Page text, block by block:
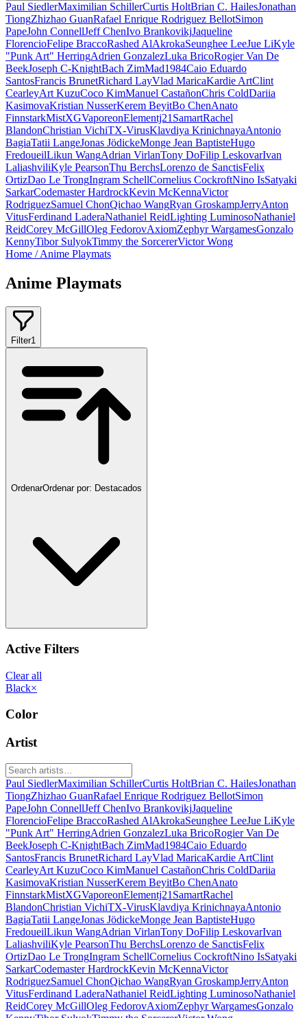
Paul SiedlerMaximilian SchillerCurtis HoltBrian C. HailesJonathan
TiongZhizhao GuanRafael Enrique Rodriguez BellotSimon
PapeJohn ConnellJeff ChenIvo BrankovikjJaqueline
FlorencioFelipe BraccoRashed AlAkrokaSeunghee LeeJue LiKyle
"Punk Art" HerringAdrien GonzalezLuka BricoRogier Van De
BeekJoseph C-KnightBach ZimMad1984Caio Eduardo
SantosFrancis BrunetRichard LayVlad MaricaKardie ArtClint
CearleyArt KuzuCoco KimManuel CastañonChris ColdDariia
KasimovaKristian NusserKerem BeyitBo ChenAnato
FinnstarkMistXGVaporeonElementj21SamartRachel
BlandonChristian VichiTX-VirusKlavdiya KrinichnayaAntonio
BagiaTatii LangeJonas JödickeMonge Jean BaptisteHugo
FredoueilLikun WangAdrian VirlanTony DoFilip LeskovarIvan
LaliashviliKyle PearsonThu BerchsLorenzo de SanctisFelix
OrtizDao Le TrongIngram SchellCornelius CockroftNino IsSatyaki
SarkarCodemaster HardrockKevin McKennaVictor
RodriguezSamuel ChonQichao WangRyan GroskampJerryAnton
VitusFerdinand LaderaNathaniel ReidLighting LuminosoNathaniel
ReidCorey McGillOleg FedorovAxiomZephyr WargamesGonzalo
KennyTibor SulyokTimmy the SorcererVictor Wong
Home /Anime Playmats
Anime Playmats
Filter1
OrdenarOrdenar por: Destacados
Active Filters
Clear all
Black×
Color
Artist
Paul SiedlerMaximilian SchillerCurtis HoltBrian C. HailesJonathan
TiongZhizhao GuanRafael Enrique Rodriguez BellotSimon
PapeJohn ConnellJeff ChenIvo BrankovikjJaqueline
FlorencioFelipe BraccoRashed AlAkrokaSeunghee LeeJue LiKyle
"Punk Art" HerringAdrien GonzalezLuka BricoRogier Van De
BeekJoseph C-KnightBach ZimMad1984Caio Eduardo
SantosFrancis BrunetRichard LayVlad MaricaKardie ArtClint
CearleyArt KuzuCoco KimManuel CastañonChris ColdDariia
KasimovaKristian NusserKerem BeyitBo ChenAnato
FinnstarkMistXGVaporeonElementj21 SamartRachel
BlandonChristian VichiTX-VirusKlavdiya KrinichnayaAntonio
BagiaTatii LangeJonas JödickeMonge Jean BaptisteHugo
FredoueilLikun WangAdrian VirlanTony DoFilip LeskovarIvan
LaliashviliKyle PearsonThu BerchsLorenzo de SanctisFelix
OrtizDao Le TrongIngram SchellCornelius CockroftNino IsSatyaki
SarkarCodemaster HardrockKevin McKennaVictor
RodriguezSamuel ChonQichao WangRyan GroskampJerryAnton
VitusFerdinand LaderaNathaniel ReidLighting LuminosoNathaniel
ReidCorey McGillOleg FedorovAxiomZephyr WargamesGonzalo